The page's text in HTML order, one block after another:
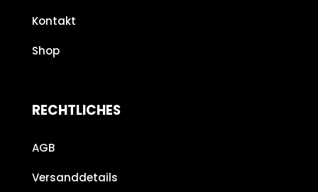
Kontakt
Shop
RECHTLICHES
AGB
Versanddetails